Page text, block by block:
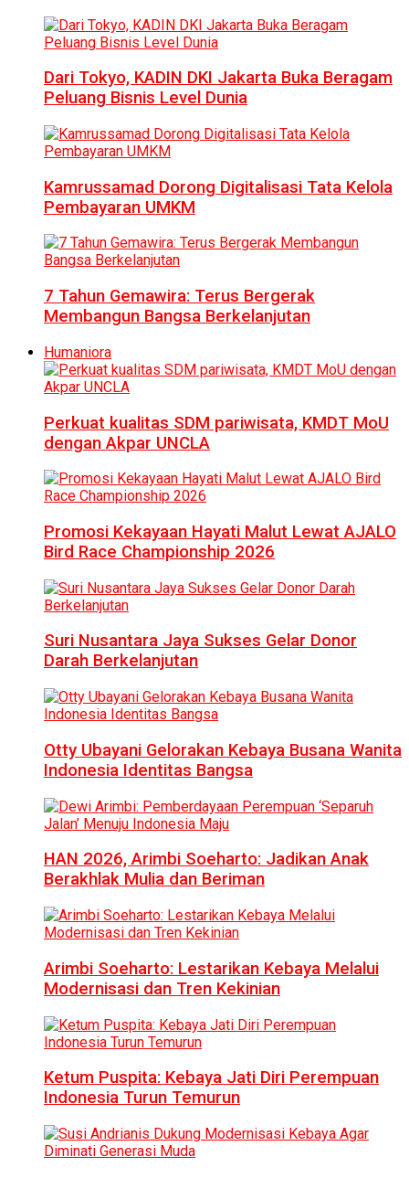
Dari Tokyo, KADIN DKI Jakarta Buka Beragam
Peluang Bisnis Level Dunia
Kamrussamad Dorong Digitalisasi Tata Kelola
Pembayaran UMKM
7 Tahun Gemawira: Terus Bergerak
Membangun Bangsa Berkelanjutan
Humaniora
Perkuat kualitas SDM pariwisata, KMDT MoU
dengan Akpar UNCLA
Promosi Kekayaan Hayati Malut Lewat AJALO
Bird Race Championship 2026
Suri Nusantara Jaya Sukses Gelar Donor
Darah Berkelanjutan
Otty Ubayani Gelorakan Kebaya Busana Wanita
Indonesia Identitas Bangsa
HAN 2026, Arimbi Soeharto: Jadikan Anak
Berakhlak Mulia dan Beriman
Arimbi Soeharto: Lestarikan Kebaya Melalui
Modernisasi dan Tren Kekinian
Ketum Puspita: Kebaya Jati Diri Perempuan
Indonesia Turun Temurun